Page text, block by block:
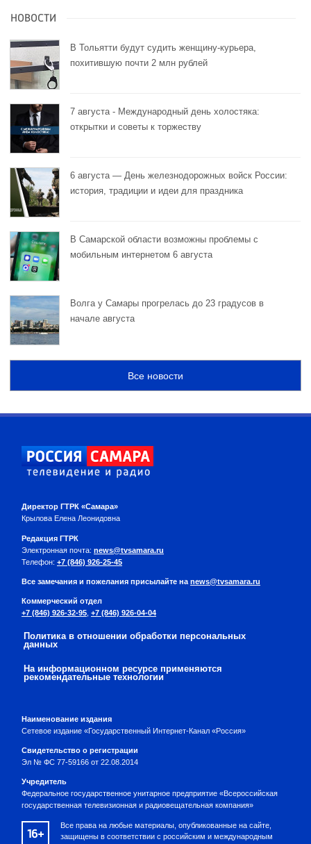
НОВОСТИ
В Тольятти будут судить женщину-курьера,
похитившую почти 2 млн рублей
7 августа - Международный день холостяка:
открытки и советы к торжеству
6 августа — День железнодорожных войск России:
история, традиции и идеи для праздника
В Самарской области возможны проблемы с
мобильным интернетом 6 августа
Волга у Самары прогрелась до 23 градусов в
начале августа
Все новости
Директор ГТРК «Самара»
Крылова Елена Леонидовна
Редакция ГТРК
Электронная почта: news@tvsamara.ru
Телефон: +7 (846) 926-25-45
Все замечания и пожелания присылайте на news@tvsamara.ru
Коммерческий отдел
+7 (846) 926-32-95 +7 (846) 926-04-04
Политика в отношении обработки персональных
данных
На информационном ресурсе применяются
рекомендательные технологии
Наименование издания
Сетевое издание «Государственный Интернет-Канал «Россия»
Свидетельство о регистрации
Эл № ФС 77-59166 от 22.08.2014
Учредитель
Федеральное государственное унитарное предприятие «Всероссийская
государственная телевизионная и радиовещательная компания»
16+
Все права на любые материалы, опубликованные на сайте,
защищены в соответствии с российским и международным